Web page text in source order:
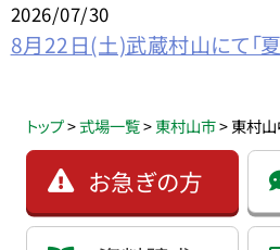
2026/07/30
8月22日(土)武蔵村山にて「夏
トップ>式場一覧>東村山市>東村
お急ぎの方